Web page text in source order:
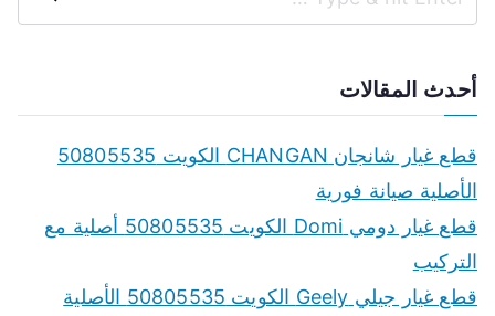
r
أحدث المقالات
قطع غيار شانجان CHANGAN الكويت 50805535
الأصلية صيانة فورية
قطع غيار دومي Domi الكويت 50805535 أصلية مع
التركيب
قطع غيار جيلي Geely الكويت 50805535 الأصلية